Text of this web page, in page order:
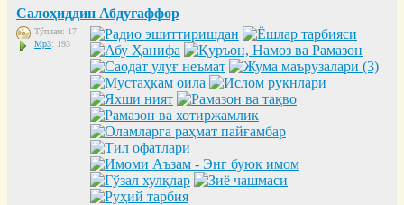
Салоҳиддин Абдуғаффор
Тўплам: 17
Mp3: 193